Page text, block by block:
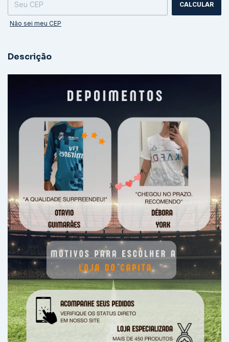
CALCULAR
Não sei meu CEP
Descrição